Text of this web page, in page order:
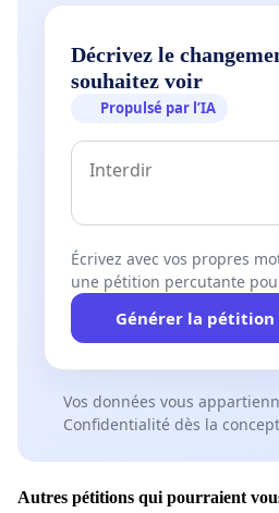
Décrivez le
souhaitez voir
Propulsé par l’IA
Écrivez avec vos propres
une pétition percutante
Générer la pétition
Vos données vous
Confidentialité dès la
Autres pétitions qui pourraient